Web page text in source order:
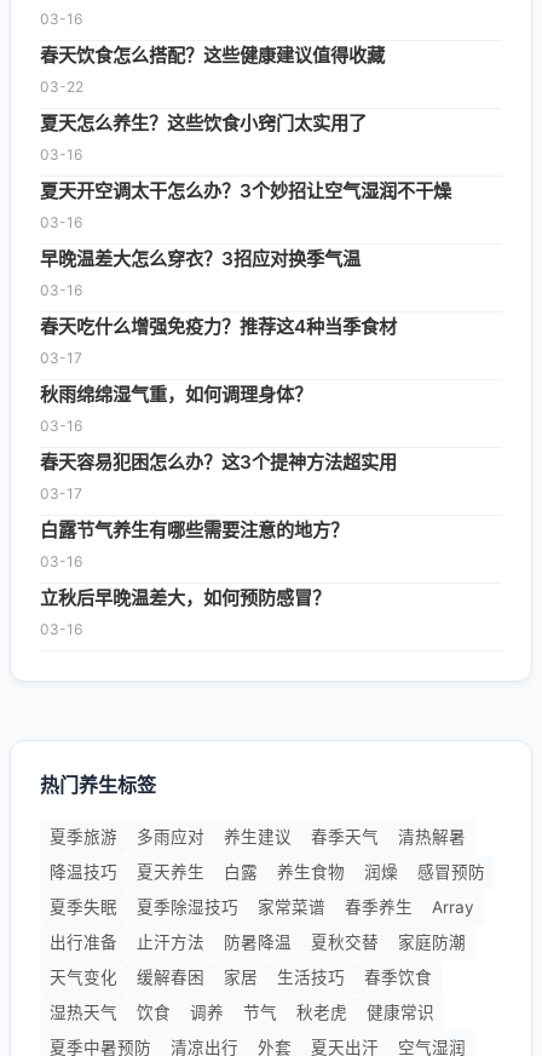
03-16
春天饮食怎么搭配？这些健康建议值得收藏
03-22
夏天怎么养生？这些饮食小窍门太实用了
03-16
夏天开空调太干怎么办？3个妙招让空气湿润不干燥
03-16
早晚温差大怎么穿衣？3招应对换季气温
03-16
春天吃什么增强免疫力？推荐这4种当季食材
03-17
秋雨绵绵湿气重，如何调理身体？
03-16
春天容易犯困怎么办？这3个提神方法超实用
03-17
白露节气养生有哪些需要注意的地方？
03-16
立秋后早晚温差大，如何预防感冒？
03-16
热门养生标签
夏季旅游 多雨应对 养生建议 春季天气
清热解暑
降温技巧
夏天养生 白露 养生食物 润燥
感冒预防
夏季失眠
夏季除湿技巧 家常菜谱 春季养生
Array
出行准备
止汗方法 防暑降温 夏秋交替
家庭防潮
天气变化
缓解春困 家居 生活技巧
春季饮食
湿热天气
饮食 调养 节气 秋老虎
健康常识
夏季中暑预防
清凉出行 外套 夏天出汗 空气湿润